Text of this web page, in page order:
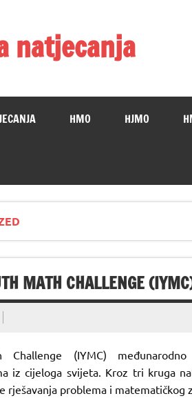
natjecanja
HMO HJMO
MATH CHALLENGE
Challenge (IYMC)
iz cijeloga svijeta. Kroz tri kruga
rješavanja problema i matematičkog